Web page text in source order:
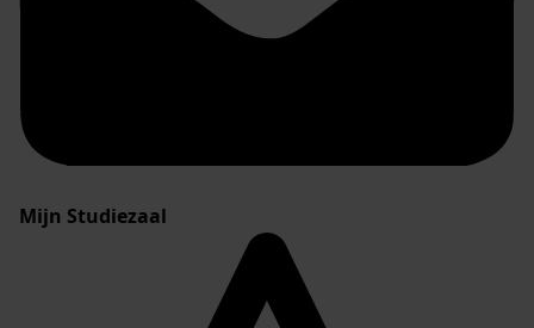
Mijn Studiezaal